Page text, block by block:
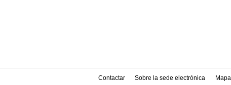
Contactar Sobre la sede electrónica Mapa